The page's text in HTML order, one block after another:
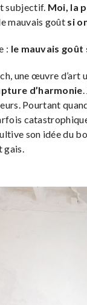
subjectif. Moi, la
mauvais goût si
: le mauvais
une œuvre d’art
d’harmonie
Pourtant
son idée du
gais.